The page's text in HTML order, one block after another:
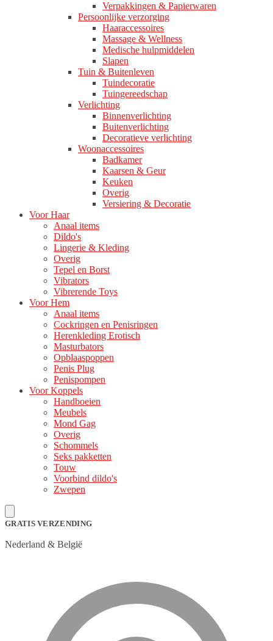
Verpakkingen & Papierwaren
Persoonlijke verzorging
Haaraccessoires
Massage & Wellness
Medische hulpmiddelen
Slapen
Tuin & Buitenleven
Tuindecoratie
Tuingereedschap
Verlichting
Binnenverlichting
Buitenverlichting
Decoratieve verlichting
Woonaccessoires
Badkamer
Kaarsen & Geur
Keuken
Overig
Versiering & Decoratie
Voor Haar
Anaal items
Dildo's
Lingerie & Kleding
Overig
Tepel en Borst
Vibrators
Vibrerende Toys
Voor Hem
Anaal items
Cockringen en Penisringen
Herenkleding Erotisch
Masturbators
Opblaaspoppen
Penis Plug
Penispompen
Voor Koppels
Handboeien
Meubels
Mond Gag
Overig
Schommels
Seks pakketten
Touw
Voorbind dildo's
Zwepen
GRATIS VERZENDING
Nederland & België